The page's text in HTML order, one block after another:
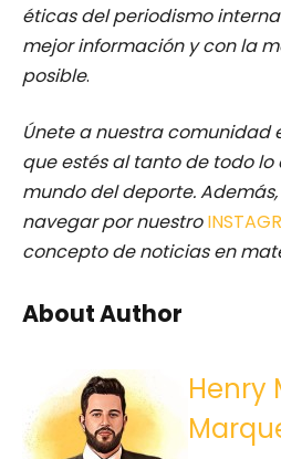
éticas del periodismo
mejor información y con la
posible.
Únete a nuestra comunidad
que estés al tanto de todo lo
mundo del deporte.
navegar por nuestro
concepto de noticias en
About Author
Henry